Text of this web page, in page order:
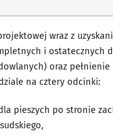
wraz z
i ostatecznych
oraz pełnienie
na cztery odcinki:
pieszych po stronie